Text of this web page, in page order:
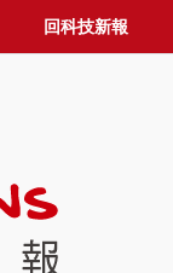
回科技新報